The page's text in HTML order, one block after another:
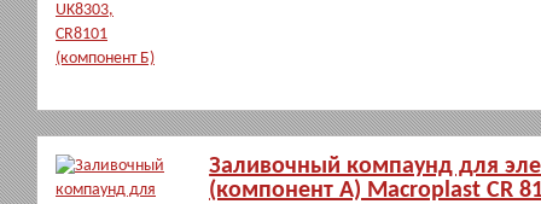
Заливочный компаунд для
(компонент А) Macroplast CR